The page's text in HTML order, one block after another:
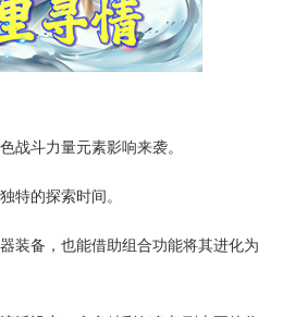
战斗力量元素影响来袭。
特的探索时间。
装备，也能借助组合功能将其进化为